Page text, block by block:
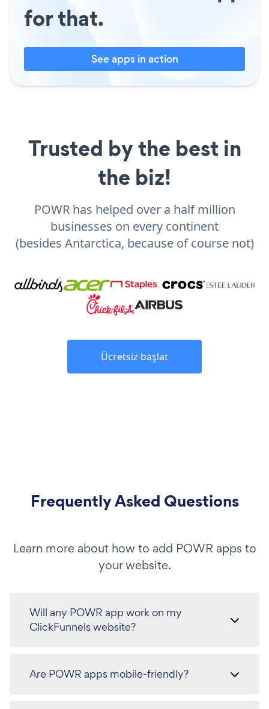
for that.
See apps in action
Trusted by the best in
the biz!
POWR has helped over a half million
businesses on every continent
(besides Antarctica, because of course not)
Ücretsiz başlat
Frequently Asked Questions
Learn more about how to add POWR apps to
your website.
Will any POWR app work on my
ClickFunnels website?
Are POWR apps mobile-friendly?